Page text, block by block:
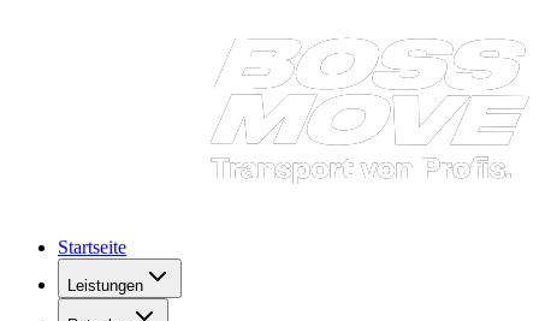
Startseite
Leistungen